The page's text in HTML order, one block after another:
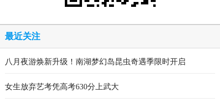
最近关注
八月夜游焕新升级！南湖梦幻岛昆虫奇遇季限时开启
女生放弃艺考凭高考630分上武大